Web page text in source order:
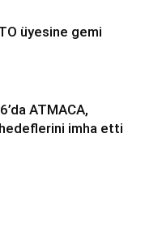
üyesine gemi
ATMACA,
imha etti